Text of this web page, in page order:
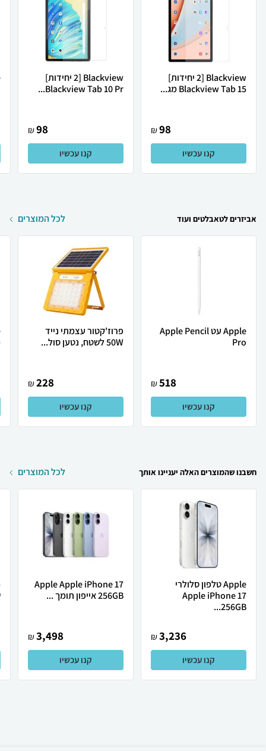
Blackview [2 יחידות]
Blackview Tab 15 מג...
98
₪
קנו עכשיו
Blackview [2 יחידות]
Blackview Tab 10 Pr...
98
₪
קנו עכשיו
אביזרים לטאבלטים ועוד לכל המוצרים
Apple עט Apple Pencil
Pro
518
₪
קנו עכשיו
פרוז'קטור עצמתי נייד
50W לשטח, נטען סול...
228
₪
קנו עכשיו
חשבנו שהמוצרים האלה יעניינו אותך לכל המוצרים
Apple טלפון סלולרי
Apple iPhone 17
256GB...
3,236
₪
קנו עכשיו
Apple Apple iPhone 17
256GB אייפון תומך ...
3,498
₪
קנו עכשיו